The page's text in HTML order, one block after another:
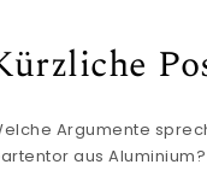
Argumente
aus Aluminium?